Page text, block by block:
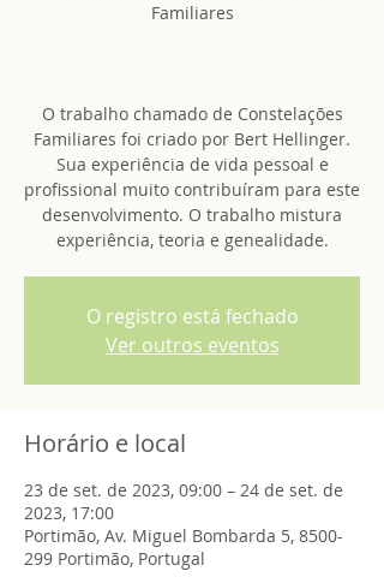
Familiares
O trabalho chamado de Constelações
Familiares foi criado por Bert Hellinger.
Sua experiência de vida pessoal e
profissional muito contribuíram para este
desenvolvimento. O trabalho mistura
experiência, teoria e genealidade.
O registro está fechado
Ver outros eventos
Horário e local
23 de set. de 2023, 09:00 – 24 de set. de
2023, 17:00
Portimão, Av. Miguel Bombarda 5, 8500-
299 Portimão, Portugal